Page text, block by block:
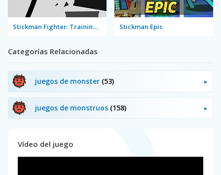
Stickman Fighter: Training Camp Stickman Epic
Categorías Relacionadas
juegos de monster (53)
juegos de monstruos (158)
Vídeo del juego